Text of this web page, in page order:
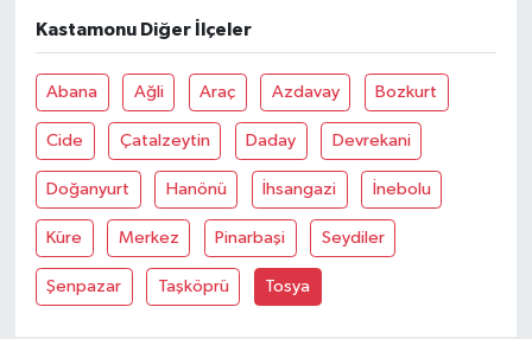
Kastamonu Diğer İlçeler
Abana Ağli Araç Azdavay Bozkurt
Cide Çatalzeytin Daday Devrekani
Doğanyurt Hanönü İhsangazi İnebolu
Küre Merkez Pinarbaşi Seydiler
Şenpazar Taşköprü Tosya